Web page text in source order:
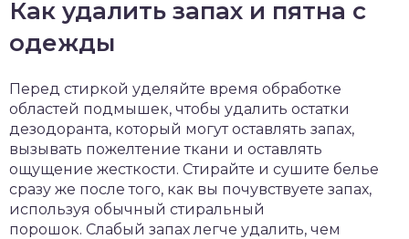
Как удалить запах и пятна с
одежды
Перед стиркой уделяйте время обработке
областей подмышек, чтобы удалить остатки
дезодоранта, который могут оставлять запах,
вызывать пожелтение ткани и оставлять
ощущение жесткости. Стирайте и сушите белье
сразу же после того, как вы почувствуете запах,
используя обычный стиральный
порошок. Слабый запах легче удалить, чем